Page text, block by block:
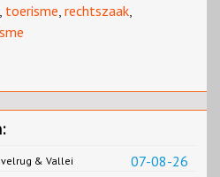
, toerisme, rechtszaak,
07-08-26
& Vallei